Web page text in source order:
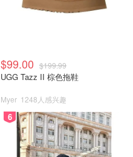
$99.00 $199.99
UGG Tazz II 棕色拖鞋
Myer 1248人感兴趣
6